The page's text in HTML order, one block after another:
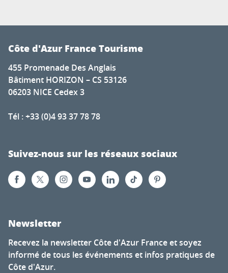
Côte d'Azur France Tourisme
455 Promenade Des Anglais
Bâtiment HORIZON – CS 53126
06203 NICE Cedex 3
Tél : +33 (0)4 93 37 78 78
Suivez-nous sur les réseaux sociaux
Newsletter
Recevez la newsletter Côte d'Azur France et soyez
informé de tous les événements et infos pratiques de
Côte d'Azur.